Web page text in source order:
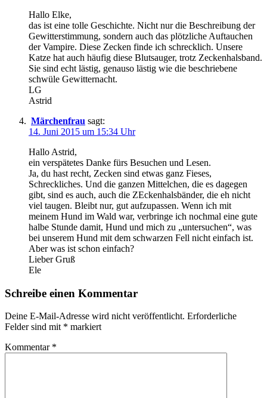
Hallo Elke,
das ist eine tolle Geschichte. Nicht nur die Beschreibung der
Gewitterstimmung, sondern auch das plötzliche Auftauchen
der Vampire. Diese Zecken finde ich schrecklich. Unsere
Katze hat auch häufig diese Blutsauger, trotz Zeckenhalsband.
Sie sind echt lästig, genauso lästig wie die beschriebene
schwüle Gewitternacht.
LG
Astrid
Märchenfrau sagt:
14. Juni 2015 um 15:34 Uhr
Hallo Astrid,
ein verspätetes Danke fürs Besuchen und Lesen.
Ja, du hast recht, Zecken sind etwas ganz Fieses,
Schreckliches. Und die ganzen Mittelchen, die es dagegen
gibt, sind es auch, auch die ZEckenhalsbänder, die eh nicht
viel taugen. Bleibt nur, gut aufzupassen. Wenn ich mit
meinem Hund im Wald war, verbringe ich nochmal eine gute
halbe Stunde damit, Hund und mich zu „untersuchen“, was
bei unserem Hund mit dem schwarzen Fell nicht einfach ist.
Aber was ist schon einfach?
Lieber Gruß
Ele
Schreibe einen Kommentar
Deine E-Mail-Adresse wird nicht veröffentlicht. Erforderliche
Felder sind mit * markiert
Kommentar *